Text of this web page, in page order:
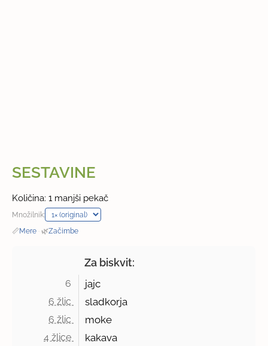
SESTAVINE
Količina: 1 manjši pekač
Množilnik:
📏Mere · 🌿Začimbe
Za biskvit:
6 jajc
6 žlic sladkorja
6 žlic moke
4 žlice kakava